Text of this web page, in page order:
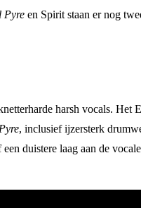
Pyre en Spirit staan er nog
harsh vocals. Het
, inclusief ijzersterk
duistere laag aan de